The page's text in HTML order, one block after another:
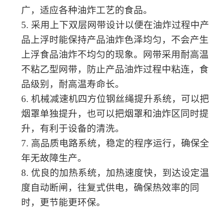
广，适应各种油炸工艺的食品。
5. 采用上下双层网带设计以便在油炸过程中产
品上浮时能保持产品油炸色泽均匀，不会产生
上浮食品油炸不均匀的现象。 网带采用耐高温
不粘乙型网带，防止产品油炸过程中粘连， 食
品级别，耐高温寿命长。
6. 机械减速机四方位钢丝绳提升系统，可以把
烟罩单独提升，也可以把烟罩和油炸区同时提
升，有利于设备的清洗。
7. 高品质电路系统，稳定的程序运行，确保全
年无故障生产。
8. 优良的加热系统，加热速度快，到达设定温
度自动断闸，往复式供电，确保热效率的同
时，更节能更环保。